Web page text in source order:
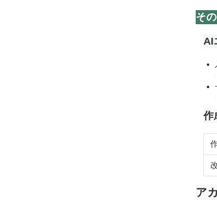
そ
AI
作
ア